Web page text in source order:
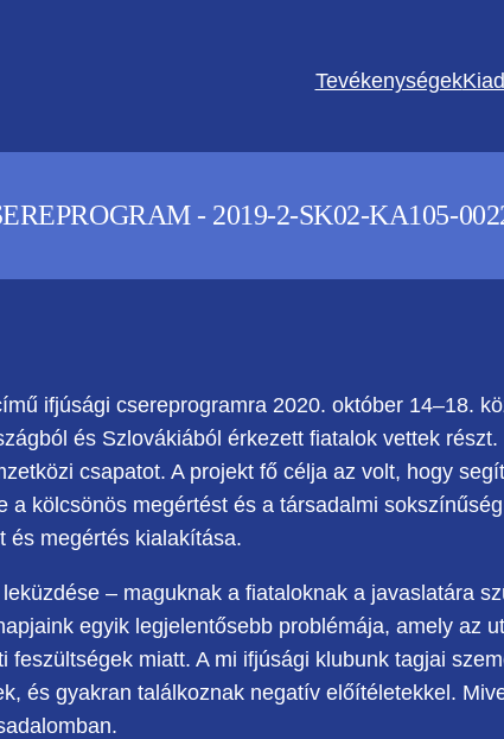
Tevékenységek
- 2019-2-SK02-KA105-
ifjúsági csereprogramra 2020. október 14–18.
és Szlovákiából érkezett fiatalok vettek
csapatot. A projekt fő célja az volt, hogy
a kölcsönös megértést és a társadalmi
és megértés kialakítása.
– maguknak a fiataloknak a javaslatára
egyik legjelentősebb problémája, amely az
feszültségek miatt. A mi ifjúsági klubunk tagjai
és gyakran találkoznak negatív előítéletekkel.